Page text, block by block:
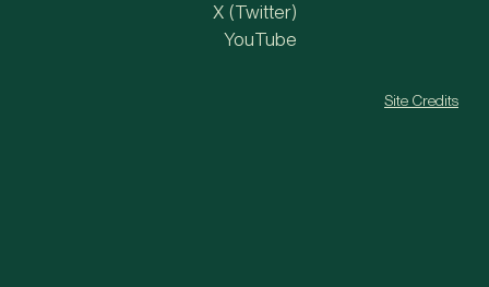
X (Twitter)
YouTube
Site Credits